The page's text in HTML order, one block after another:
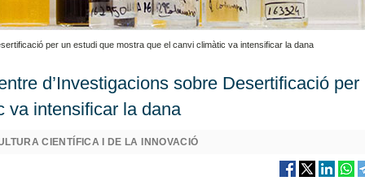
per un estudi que mostra que el canvi climàtic va intensificar la dana
d’Investigacions sobre Desertificació per
va intensificar la dana
CIENTÍFICA I DE LA INNOVACIÓ